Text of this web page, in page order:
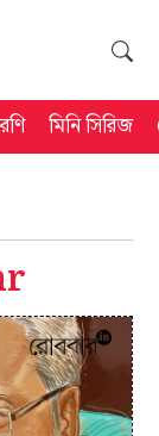
মিনি সিরিজ